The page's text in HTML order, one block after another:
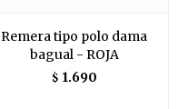
Remera tipo polo dama
bagual - ROJA
$ 1.690